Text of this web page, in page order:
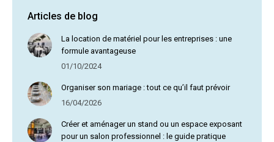
Articles de blog
La location de matériel pour les entreprises : une
formule avantageuse
01/10/2024
Organiser son mariage : tout ce qu’il faut prévoir
16/04/2026
Créer et aménager un stand ou un espace exposant
pour un salon professionnel : le guide pratique